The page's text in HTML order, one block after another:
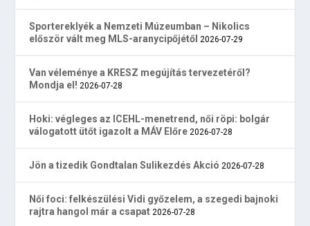
Sportereklyék a Nemzeti Múzeumban – Nikolics
először vált meg MLS-aranycipőjétől 2026-07-29
Van véleménye a KRESZ megújítás tervezetéről?
Mondja el! 2026-07-28
Hoki: végleges az ICEHL-menetrend, női röpi: bolgár
válogatott ütőt igazolt a MÁV Előre 2026-07-28
Jön a tizedik Gondtalan Sulikezdés Akció 2026-07-28
Női foci: felkészülési Vidi győzelem, a szegedi bajnoki
rajtra hangol már a csapat 2026-07-28